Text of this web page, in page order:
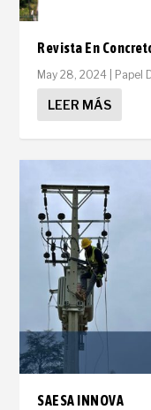
Revista En
May 28, 2024 Papel
LEER MÁS
SAESA INNOVA